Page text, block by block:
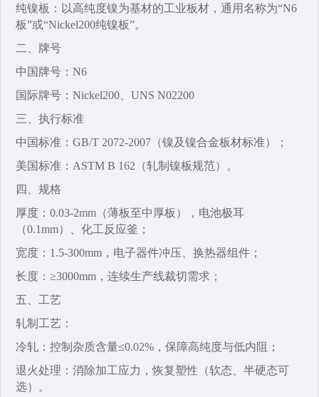
纯镍板‌：以高纯度镍为基材的工业板材，通用名称为“N6
板”或“Nickel200纯镍板”。
二、牌号‌
‌中国牌号‌：N6
国际牌号‌：Nickel200‌、UNS N02200
三、执行标准‌
中国标准‌：GB/T 2072-2007（镍及镍合金板材标准）；
美国标准‌：ASTM B 162（轧制镍板规范）。
四、规格‌
厚度：0.03-2mm（薄板至中厚板），电池极耳
（0.1mm）、化工反应釜；
宽度‌：1.5-300mm，电子器件冲压、换热器组件；
长度‌：≥3000mm，连续生产线裁切需求；
五、工艺‌
轧制工艺‌：
冷轧‌：控制杂质含量≤0.02%，保障高纯度与低内阻；
退火处理‌：消除加工应力，恢复塑性（软态、半硬态可
选）。